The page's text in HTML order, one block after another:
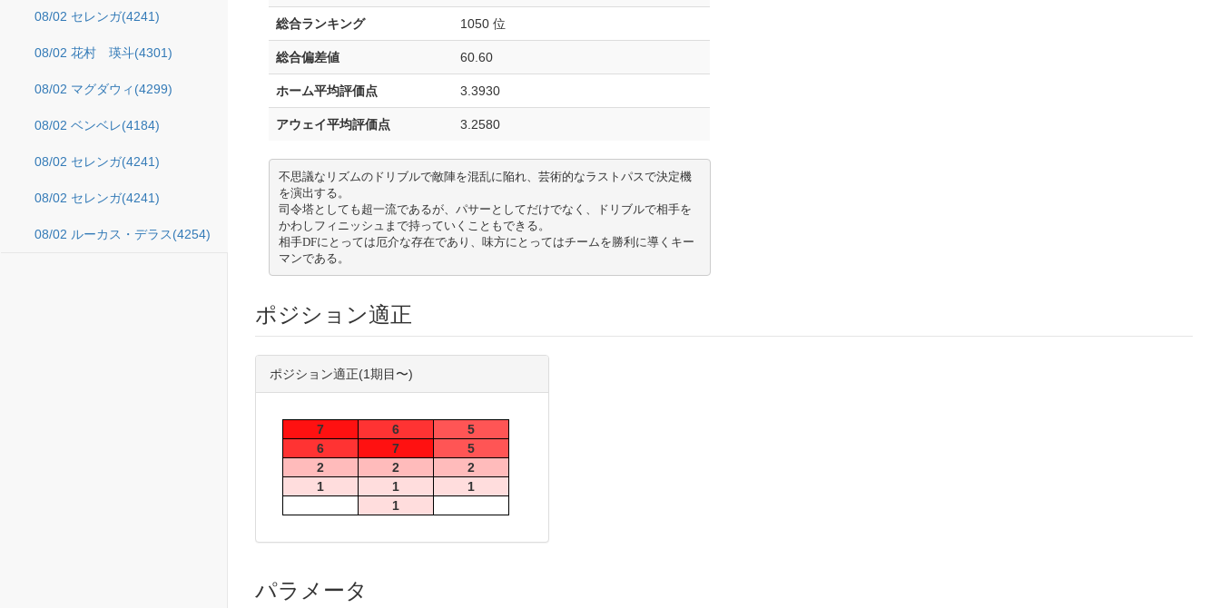
08/02 セレンガ(4241)
08/02 花村 瑛斗(4301)
08/02 マグダウィ(4299)
08/02 ベンベレ(4184)
08/02 セレンガ(4241)
08/02 セレンガ(4241)
08/02 ルーカス・デラス(4254)
総合ランキング 1050 位
総合偏差値 60.60
ホーム平均評価点 3.3930
アウェイ平均評価点 3.2580
不思議なリズムのドリブルで敵陣を混乱に陥れ、芸術的なラストパスで決定機
を演出する。
司令塔としても超一流であるが、パサーとしてだけでなく、ドリブルで相手を
かわしフィニッシュまで持っていくこともできる。
相手DFにとっては厄介な存在であり、味方にとってはチームを勝利に導くキー
マンである。
ポジション適正
ポジション適正(1期目〜)
7 6
5
6
7
5
2
2
2
1
1
1
1
パラメータ